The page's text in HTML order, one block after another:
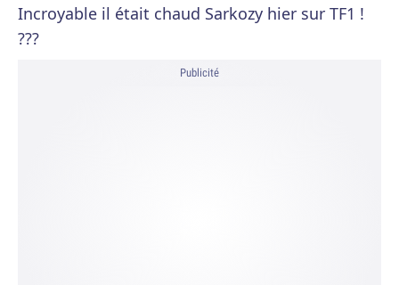
Incroyable il était chaud Sarkozy hier sur TF1 !
???
Publicité